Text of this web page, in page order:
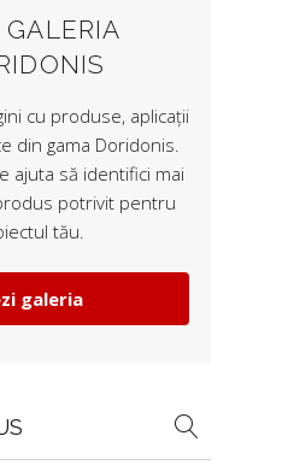
cu produse, aplicații
din gama Doridonis.
ajuta să identifici mai
potrivit pentru
tău.
galeria